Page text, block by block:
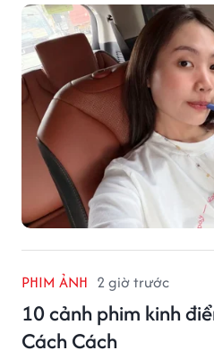
PHIM ẢNH 2 giờ trước
10 cảnh phim kinh
Cách Cách